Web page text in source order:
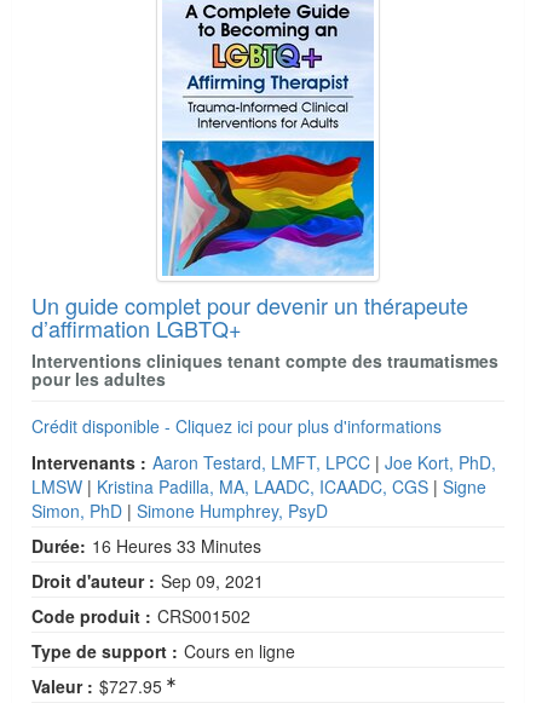
Un guide complet pour devenir un thérapeute
d’affirmation LGBTQ+
Interventions cliniques tenant compte des traumatismes
pour les adultes
Crédit disponible - Cliquez ici pour plus d'informations
Intervenants : Aaron Testard, LMFT, LPCC | Joe Kort, PhD,
LMSW | Kristina Padilla, MA, LAADC, ICAADC, CGS | Signe
Simon, PhD | Simone Humphrey, PsyD
Durée: 16 Heures 33 Minutes
Droit d'auteur : Sep 09, 2021
Code produit : CRS001502
Type de support : Cours en ligne
Valeur : $727.95